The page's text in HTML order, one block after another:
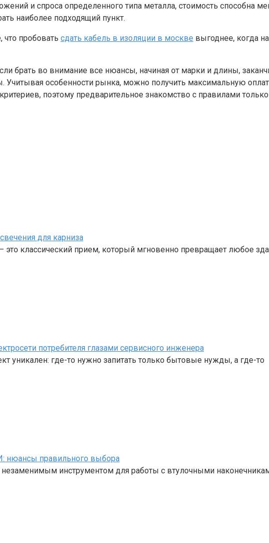
и спроса определенного типа металла, стоимость способна
наиболее подходящий пункт.
пробовать сдать кабель в изоляции в москве выгоднее, когда
брать во внимание все нюансы, начиная от марки и длины,
особенности рынка, можно получить максимальную
поэтому предварительное знакомство с правилами только
для карниза
классический прием, который мгновенно превращает любое
потребителя глазами сервисного инженера
уникален: где-то нужно запитать только бытовые нужды, а где-то
нюансы правильного выбора
инструментом для работы с втулочными